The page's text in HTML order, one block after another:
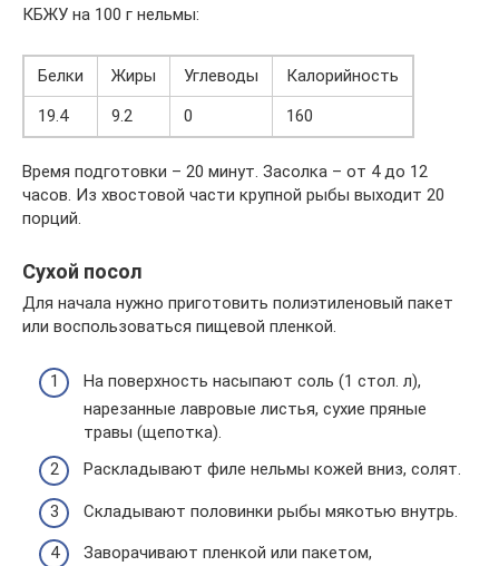
КБЖУ на 100 г нельмы:
Белки Жиры Углеводы
Калорийность
19.4
9.2 0 160
Время подготовки – 20 минут. Засолка – от 4 до 12
часов. Из хвостовой части крупной рыбы выходит 20
порций.
Сухой посол
Для начала нужно приготовить полиэтиленовый пакет
или воспользоваться пищевой пленкой.
На поверхность насыпают соль (1 стол. л),
нарезанные лавровые листья, сухие пряные
травы (щепотка).
Раскладывают филе нельмы кожей вниз, солят.
Складывают половинки рыбы мякотью внутрь.
Заворачивают пленкой или пакетом,